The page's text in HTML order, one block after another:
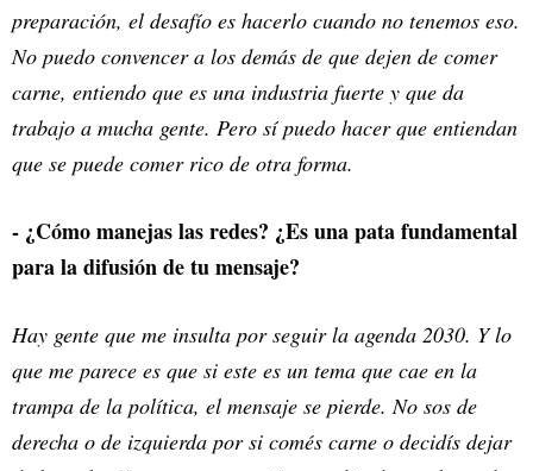
preparación, el desafío es hacerlo cuando no tenemos eso.
No puedo convencer a los demás de que dejen de comer
carne, entiendo que es una industria fuerte y que da
trabajo a mucha gente. Pero sí puedo hacer que entiendan
que se puede comer rico de otra forma.
- ¿Cómo manejas las redes? ¿Es una pata fundamental
para la difusión de tu mensaje?
Hay gente que me insulta por seguir la agenda 2030. Y lo
que me parece es que si este es un tema que cae en la
trampa de la política, el mensaje se pierde. No sos de
derecha o de izquierda por si comés carne o decidís dejar